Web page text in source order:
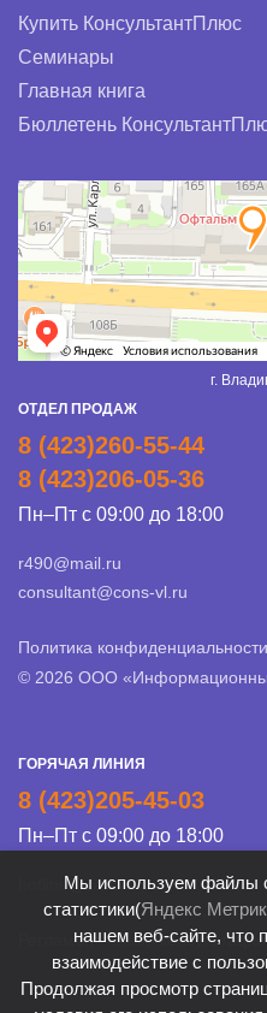
Купить КонсультантПлюс
Семинары
Главная книга
Бюллетень
г.
ОТДЕЛ ПРОДАЖ
8 (423)260-55-44
8 (423)206-05-36
Пн–Пт с 09:00 до 18:00
r490@mail.ru
consultant@cons-vl.ru
Политика конфиденциальности
© 2026 ООО
ГОРЯЧАЯ ЛИНИЯ
8 (423)205-45-03
Пн–Пт с 09:00 до 18:00
hotline@cons-vl.ru
Регламент Линии консультации
Мы используем файлы
статистики(Яндекс
нашем веб-сайте, что
взаимодействие с
Продолжая просмотр